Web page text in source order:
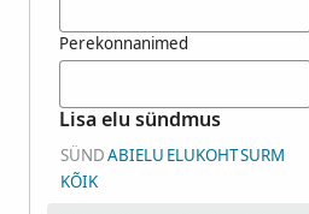
Perekonnanimed
Lisa elu sündmus
SÜNDABIELU ELUKOHTSURM
KÕIK